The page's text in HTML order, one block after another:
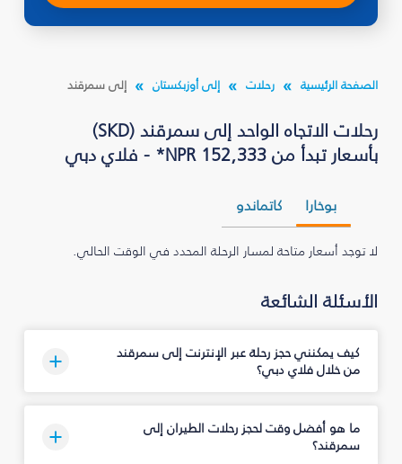
الصفحة الرئيسية رحلات إلى أوزبكستان إلى سمرقند
رحلات الاتجاه الواحد إلى سمرقند (SKD)
بأسعار تبدأ من NPR 152,333* - فلاي دبي
بوخارا كاتماندو
لا توجد أسعار متاحة لمسار الرحلة المحدد في الوقت الحالي.
الأسئلة الشائعة
كيف يمكنني حجز رحلة عبر الإنترنت إلى سمرقند
من خلال فلاي دبي؟
ما هو أفضل وقت لحجز رحلات الطيران إلى
سمرقند؟